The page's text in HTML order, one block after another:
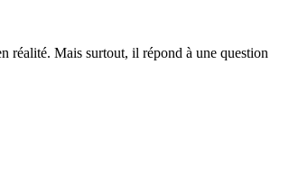
réalité. Mais surtout, il répond à une question